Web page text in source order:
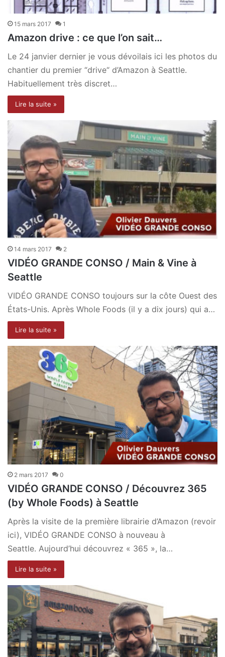
15 mars 2017 1
Amazon drive : ce que l’on sait…
Le 24 janvier dernier je vous dévoilais ici les photos du
chantier du premier “drive“ d’Amazon à Seattle.
Habituellement très discret…
Lire la suite »
14 mars 2017 2
VIDÉO GRANDE CONSO / Main & Vine à
Seattle
VIDÉO GRANDE CONSO toujours sur la côte Ouest des
États-Unis. Après Whole Foods (il y a dix jours) qui a…
Lire la suite »
2 mars 2017 0
VIDÉO GRANDE CONSO / Découvrez 365
(by Whole Foods) à Seattle
Après la visite de la première librairie d’Amazon (revoir
ici), VIDÉO GRANDE CONSO à nouveau à
Seattle. Aujourd’hui découvrez « 365 », la…
Lire la suite »